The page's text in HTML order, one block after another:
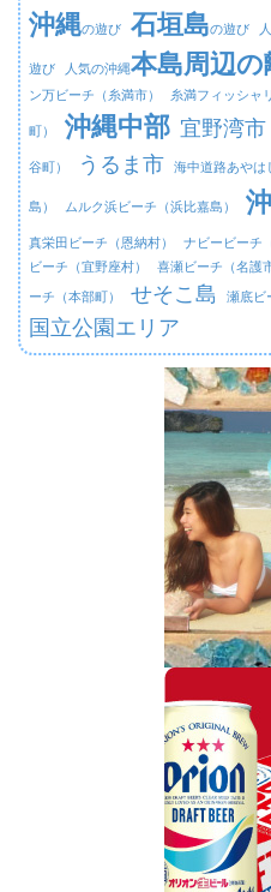
沖縄の遊び 石垣島の遊び
遊び 人気の沖縄本島周辺の
ン万ビーチ（糸満市） 糸満フィッシャ
町） 沖縄中部 宜野湾市
谷町） うるま市 海中道路あやは
島） ムルク浜ビーチ（浜比嘉島）
真栄田ビーチ（恩納村） ナビービーチ
ビーチ（宜野座村） 喜瀬ビーチ（名護
ーチ（本部町） せそこ島 瀬底ビ
国立公園エリア